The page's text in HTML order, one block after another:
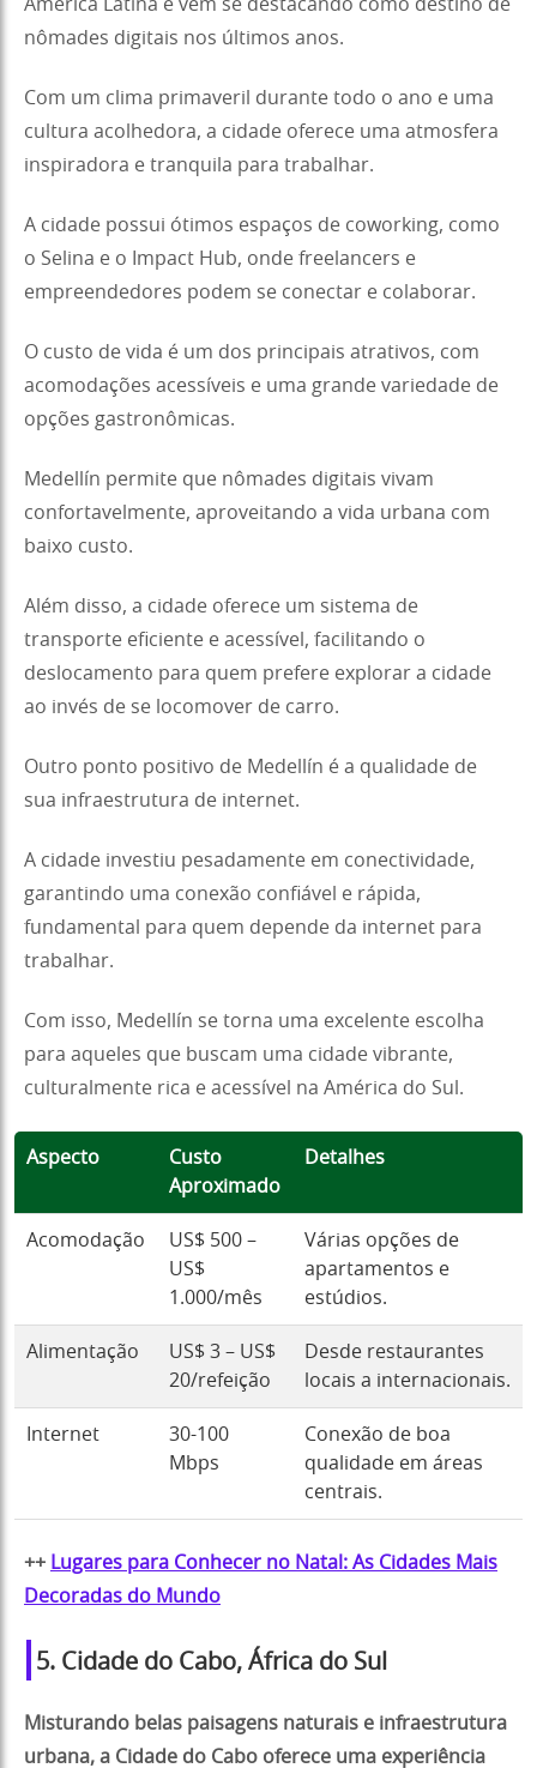
América Latina e vem se destacando como destino de
nômades digitais nos últimos anos.
Com um clima primaveril durante todo o ano e uma
cultura acolhedora, a cidade oferece uma atmosfera
inspiradora e tranquila para trabalhar.
A cidade possui ótimos espaços de coworking, como
o Selina e o Impact Hub, onde freelancers e
empreendedores podem se conectar e colaborar.
O custo de vida é um dos principais atrativos, com
acomodações acessíveis e uma grande variedade de
opções gastronômicas.
Medellín permite que nômades digitais vivam
confortavelmente, aproveitando a vida urbana com
baixo custo.
Além disso, a cidade oferece um sistema de
transporte eficiente e acessível, facilitando o
deslocamento para quem prefere explorar a cidade
ao invés de se locomover de carro.
Outro ponto positivo de Medellín é a qualidade de
sua infraestrutura de internet.
A cidade investiu pesadamente em conectividade,
garantindo uma conexão confiável e rápida,
fundamental para quem depende da internet para
trabalhar.
Com isso, Medellín se torna uma excelente escolha
para aqueles que buscam uma cidade vibrante,
culturalmente rica e acessível na América do Sul.
Aspecto
Custo
Aproximado
Detalhes
Acomodação
US$ 500 –
US$
1.000/mês
Várias opções de
apartamentos e
estúdios.
Alimentação
US$ 3 – US$
20/refeição
Desde restaurantes
locais a internacionais.
Internet
30-100
Mbps
Conexão de boa
qualidade em áreas
centrais.
++ Lugares para Conhecer no Natal: As Cidades Mais
Decoradas do Mundo
5. Cidade do Cabo, África do Sul
Misturando belas paisagens naturais e infraestrutura
urbana, a Cidade do Cabo oferece uma experiência